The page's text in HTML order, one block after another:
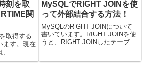
刻を取
関
取得する
ます。現在
す。公式
MySQLでRIGHT JOINを使
って外部結合する方法！
MySQLのRIGHT JOINについて
書いています。RIGHT JOINを使
うと、RIGHT JOINしたテーブル